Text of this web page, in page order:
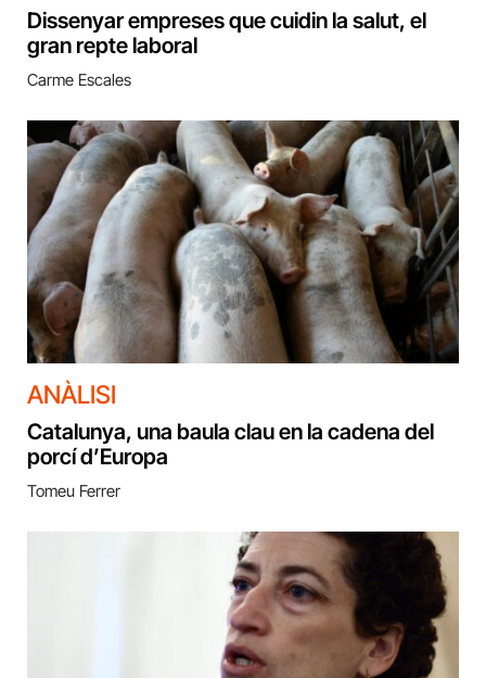
Dissenyar empreses que cuidin la salut, el
gran repte laboral
Carme Escales
ANÀLISI
Catalunya, una baula clau en la cadena del
porcí d’Europa
Tomeu Ferrer